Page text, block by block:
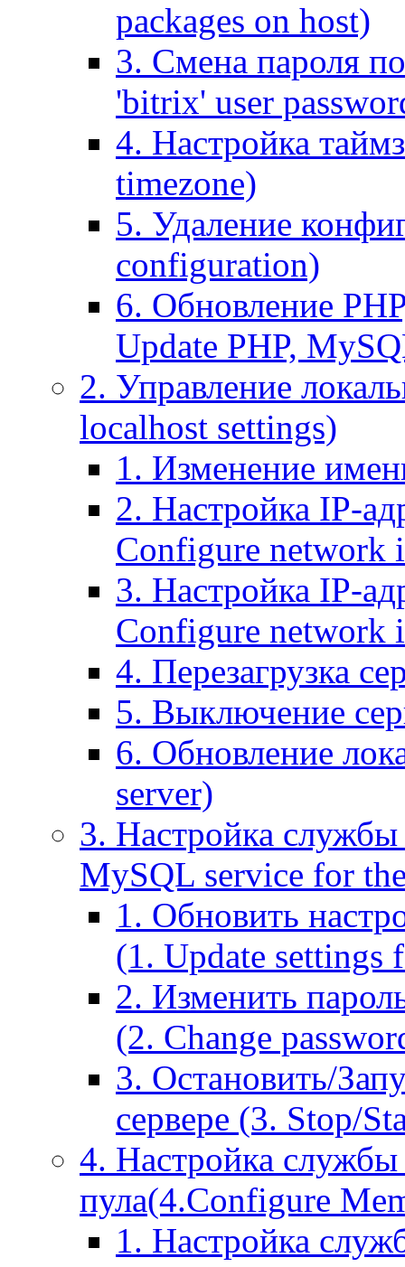
packages on host)
3. Смена пароля
'bitrix' user
4. Настройка
timezone)
5. Удаление
configuration)
6. Обновление
Update PHP,
2. Управление
localhost settings)
1. Изменение
2. Настройка IP-
Configure network
3. Настройка IP-
Configure network
4. Перезагрузка
5. Выключение
6. Обновление
server)
3. Настройка
MySQL service for
1. Обновить
(1. Update settings
2. Изменить
(2. Change
3. Остановить/
сервере (3. Stop/
4. Настройка
пула(4.Configure
1. Настройка